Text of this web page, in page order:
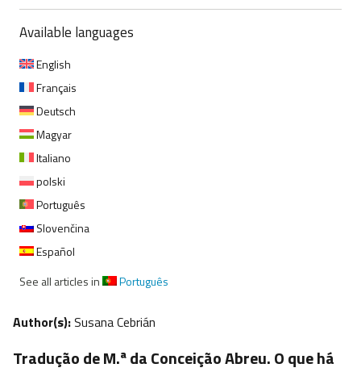
Available languages
English
Français
Deutsch
Magyar
Italiano
polski
Português
Slovenčina
Español
See all articles in
Português
Author(s):Susana Cebrián
Tradução de M.ª da Conceição Abreu. O que há